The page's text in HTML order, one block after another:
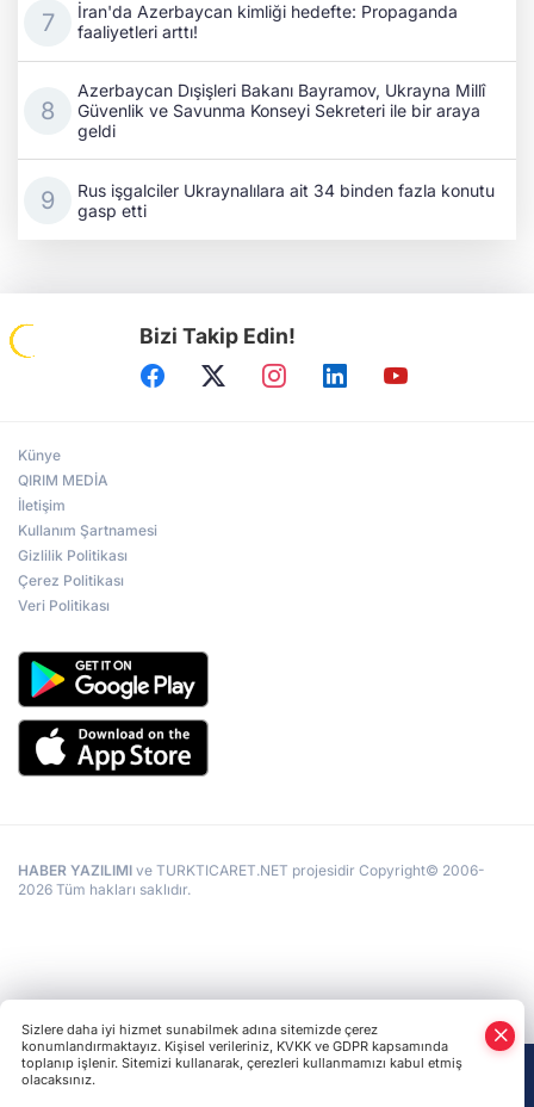
İran'da Azerbaycan kimliği hedefte: Propaganda
faaliyetleri arttı!
Azerbaycan Dışişleri Bakanı Bayramov, Ukrayna Millî
Güvenlik ve Savunma Konseyi Sekreteri ile bir araya
geldi
Rus işgalciler Ukraynalılara ait 34 binden fazla konutu
gasp etti
Bizi Takip Edin!
Künye
QIRIM MEDİA
İletişim
Kullanım Şartnamesi
Gizlilik Politikası
Çerez Politikası
Veri Politikası
HABER YAZILIMI ve TURKTICARET.NET projesidir Copyright© 2006-
2026 Tüm hakları saklıdır.
Sizlere daha iyi hizmet sunabilmek adına sitemizde çerez
konumlandırmaktayız. Kişisel verileriniz, KVKK ve GDPR kapsamında
toplanıp işlenir. Sitemizi kullanarak, çerezleri kullanmamızı kabul etmiş
olacaksınız.